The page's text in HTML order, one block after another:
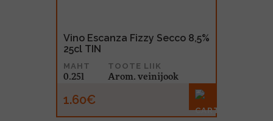
Vino Escanza Fizzy Secco 8,5%
25cl TIN
MAHT
0.25l
TOOTE LIIK
Arom. veinijook
1.60€